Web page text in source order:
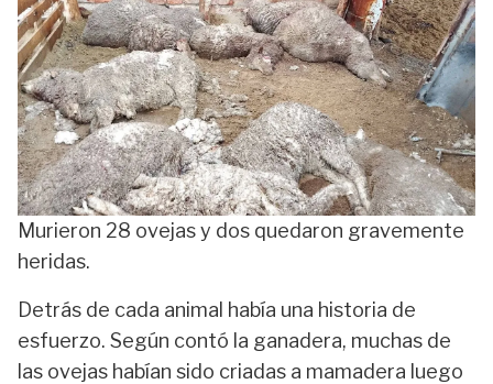
Murieron 28 ovejas y dos quedaron gravemente
heridas.
Detrás de cada animal había una historia de
esfuerzo. Según contó la ganadera, muchas de
las ovejas habían sido criadas a mamadera luego